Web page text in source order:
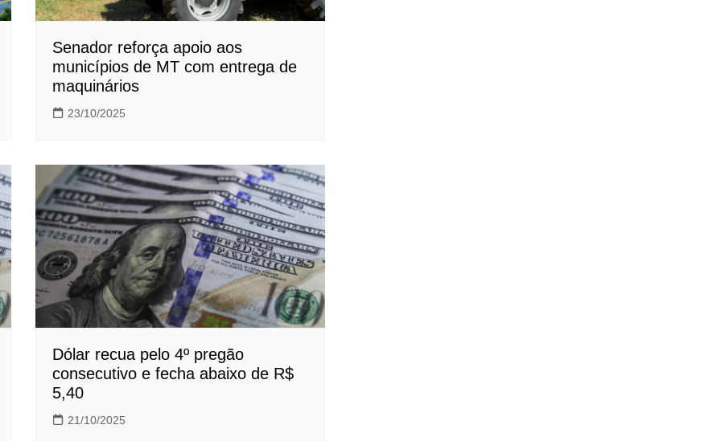
Senador reforça apoio aos
municípios de MT com entrega de
maquinários
23/10/2025
Dólar recua pelo 4º pregão
consecutivo e fecha abaixo de R$
5,40
21/10/2025